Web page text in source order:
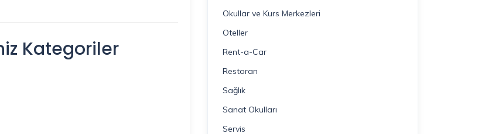
Kategoriler
Okullar ve Kurs Merkezleri
Oteller
Rent-a-Car
Restoran
Sağlık
Sanat Okulları
Servis